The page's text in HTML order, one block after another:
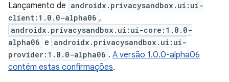
Lançamento de androidx.privacysandbox.ui:ui-
client:1.0.0-alpha06 ,
androidx.privacysandbox.ui:ui-core:1.0.0-
alpha06 e androidx.privacysandbox.ui:ui-
provider:1.0.0-alpha06 . A versão 1.0.0-alpha06
contém estas confirmações.